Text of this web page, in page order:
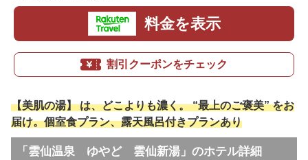
料金を表示
割引クーポンをチェック
【美肌の湯】 は、どこよりも濃く。 “最上のご褒美” をお
届け。個室食プラン、露天風呂付きプランあり
「雲仙温泉 ゆやど 雲仙新湯」のホテル詳細